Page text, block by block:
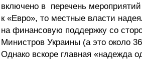
включено в перечень мероприятий
к «Евро», то местные власти
на финансовую поддержку со
Министров Украины (а это около
Однако вскоре главная «надежда